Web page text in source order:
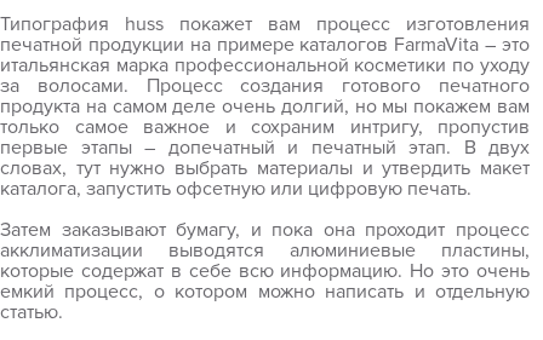
Типография huss
покажет вам процесс изготовления
печатной продукции на примере каталогов FarmaVita – это
итальянская марка профессиональной косметики по уходу
за волосами. Процесс создания готового печатного
продукта на самом деле очень долгий, но мы покажем вам
только самое важное и сохраним интригу, пропустив
первые этапы – допечатный и печатный этап. В двух
словах, тут нужно выбрать материалы и утвердить макет
каталога, запустить офсетную или цифровую печать.
Затем заказывают бумагу, и пока она проходит процесс
акклиматизации выводятся алюминиевые пластины,
которые содержат в себе всю информацию. Но это очень
емкий процесс, о котором можно написать и отдельную
статью.